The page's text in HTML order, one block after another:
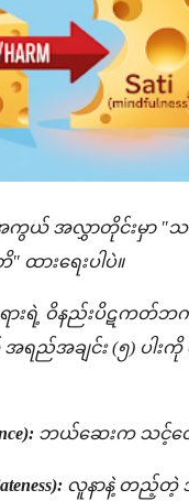
ယ် အလွှာတိုင်းမှာ "သတိ"
ားရေးပါပဲ။
းရဲ့ ဝိနည်းပိဋကတ်ဘက်
ချင်း (၅) ပါးကို ဟေ
ဘယ်ဆေးက သင့်တ
လူနာနဲ့ တည့်တဲ့ အ